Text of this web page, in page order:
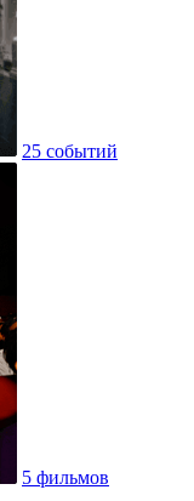
25 событий
5 фильмов